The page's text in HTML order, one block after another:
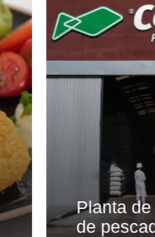
Planta
de